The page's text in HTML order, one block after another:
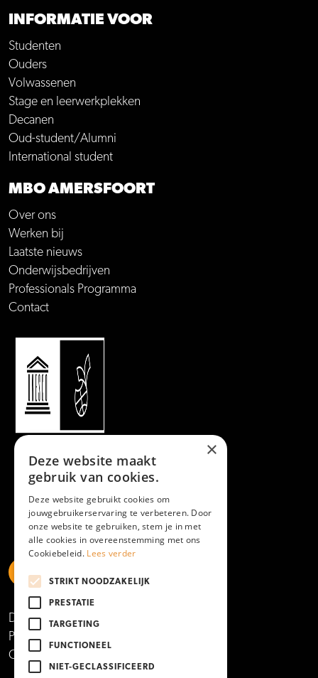
INFORMATIE VOOR
Studenten
Ouders
Volwassenen
Stage en leerwerkplekken
Decanen
Oud-student/Alumni
International student
MBO AMERSFOORT
Over ons
Werken bij
Laatste nieuws
Onderwijsbedrijven
Professionals Programma
Contact
https://www.linkedin.com/school/mboamersfoort
https://www.instagram.com/mboamersfoort/
https://www.facebook.com/MBOAmersfoort
Disclaimer
Privacy- en cookieverklaring
Copyright 2025
×
Deze website maakt
gebruik van cookies.
Deze website gebruikt cookies om
jouwgebruikerservaring te verbeteren. Door
onze website te gebruiken, stem je in met
alle cookies in overeenstemming met ons
Cookiebeleid. Lees verder
STRIKT NOODZAKELIJK
PRESTATIE
TARGETING
FUNCTIONEEL
NIET-GECLASSIFICEERD